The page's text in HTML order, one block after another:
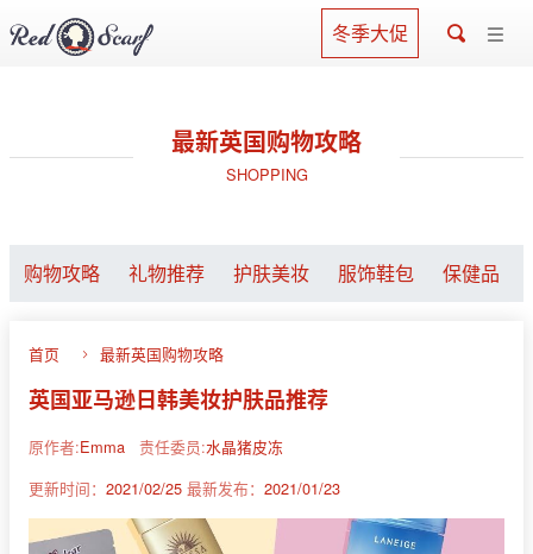
冬季大促
最新英国购物攻略
SHOPPING
购物攻略 礼物推荐 护肤美妆 服饰鞋包 保健品
首页 最新英国购物攻略
英国亚马逊日韩美妆护肤品推荐
原作者:Emma 责任委员:水晶猪皮冻
更新时间： 2021/02/25 最新发布： 2021/01/23